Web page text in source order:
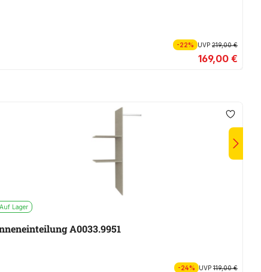
-22% UVP 219,00 €
169,00 €
Auf Lager
A0033.9951
-24% UVP 119,00 €